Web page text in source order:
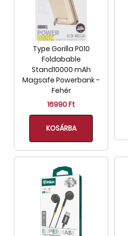
Type Gorilla P010
Foldabable
Stand10000 mAh
Magsafe Powerbank -
Fehér
16990 Ft
KOSÁRBA